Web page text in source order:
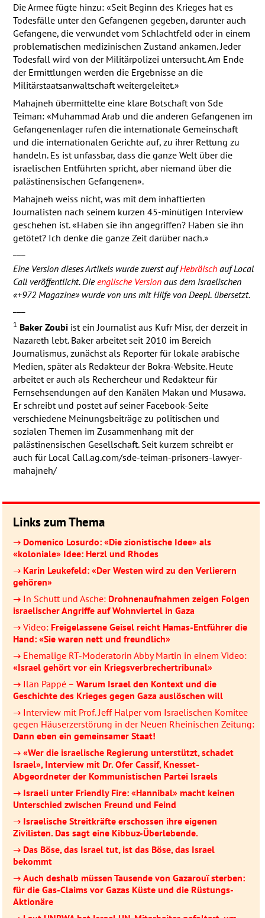
Die Armee fügte hinzu: «Seit Beginn des Krieges hat es
Todesfälle unter den Gefangenen gegeben, darunter auch
Gefangene, die verwundet vom Schlachtfeld oder in einem
problematischen medizinischen Zustand ankamen. Jeder
Todesfall wird von der Militärpolizei untersucht. Am Ende
der Ermittlungen werden die Ergebnisse an die
Militärstaatsanwaltschaft weitergeleitet.»
Mahajneh übermittelte eine klare Botschaft von Sde
Teiman: «Muhammad Arab und die anderen Gefangenen im
Gefangenenlager rufen die internationale Gemeinschaft
und die internationalen Gerichte auf, zu ihrer Rettung zu
handeln. Es ist unfassbar, dass die ganze Welt über die
israelischen Entführten spricht, aber niemand über die
palästinensischen Gefangenen».
Mahajneh weiss nicht, was mit dem inhaftierten
Journalisten nach seinem kurzen 45-minütigen Interview
geschehen ist. «Haben sie ihn angegriffen? Haben sie ihn
getötet? Ich denke die ganze Zeit darüber nach.»
Eine Version dieses Artikels wurde zuerst aufHebräischauf Local
Call veröffentlicht. Dieenglische Versionaus dem israelischen
«+972 Magazine» wurde von uns mit Hilfe von DeepL übersetzt.
1 Baker Zoubiist ein Journalist aus Kufr Misr, der derzeit in
Nazareth lebt. Baker arbeitet seit 2010 im Bereich
Journalismus, zunächst als Reporter für lokale arabische
Medien, später als Redakteur der Bokra-Website. Heute
arbeitet er auch als Rechercheur und Redakteur für
Fernsehsendungen auf den Kanälen Makan und Musawa.
Er schreibt und postet auf seiner Facebook-Seite
verschiedene Meinungsbeiträge zu politischen und
sozialen Themen im Zusammenhang mit der
palästinensischen Gesellschaft. Seit kurzem schreibt er
auch für Local Call.ag.com/sde-teiman-prisoners-lawyer-
mahajneh/
Links zum Thema
→ Domenico Losurdo: «Die zionistische Idee» als
«koloniale» Idee: Herzl und Rhodes
→ Karin Leukefeld: «Der Westen wird zu den Verlierern
gehören»
→ In Schutt und Asche: Drohnenaufnahmen zeigen Folgen
israelischer Angriffe auf Wohnviertel in Gaza
→ Video: Freigelassene Geisel reicht Hamas-Entführer die
Hand: «Sie waren nett und freundlich»
→ Ehemalige RT-Moderatorin Abby Martin in einem Video:
«Israel gehört vor ein Kriegsverbrechertribunal»
→ Ilan Pappé – Warum Israel den Kontext und die
Geschichte des Krieges gegen Gaza auslöschen will
→ Interview mit Prof. Jeff Halper vom Israelischen Komitee
gegen Häuserzerstörung in der Neuen Rheinischen Zeitung:
Dann eben ein gemeinsamer Staat!
→ «Wer die israelische Regierung unterstützt, schadet
Israel», Interview mit Dr. Ofer Cassif, Knesset-
Abgeordneter der Kommunistischen Partei Israels
→ Israeli unter Friendly Fire: «Hannibal» macht keinen
Unterschied zwischen Freund und Feind
→ Israelische Streitkräfte erschossen ihre eigenen
Zivilisten. Das sagt eine Kibbuz-Überlebende.
→ Das Böse, das Israel tut, ist das Böse, das Israel
bekommt
→ Auch deshalb müssen Tausende von Gazarouï sterben:
für die Gas-Claims vor Gazas Küste und die Rüstungs-
Aktionäre